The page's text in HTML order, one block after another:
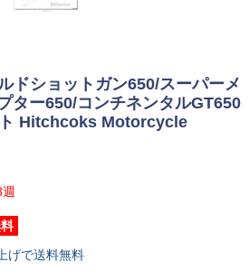
ドショットガン650/スーパーメ
ター650/コンチネンタルGT650
Hitchcoks Motorcycle
げで送料無料